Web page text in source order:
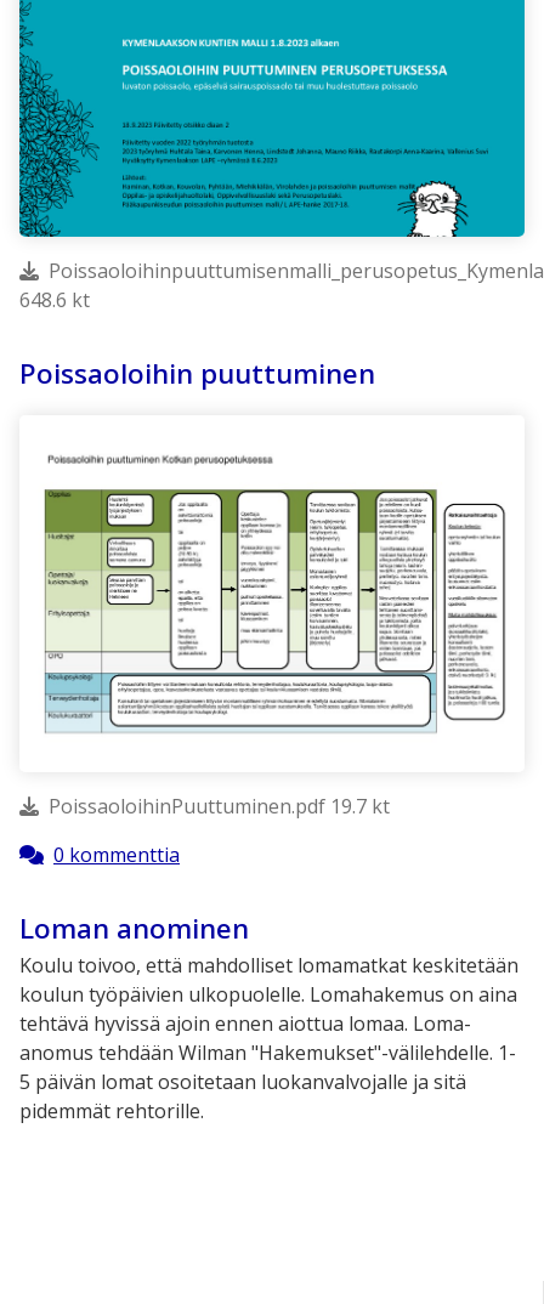
648.6 kt
Poissaoloihin puuttuminen
PoissaoloihinPuuttuminen.pdf 19.7 kt
0 kommenttia
Loman anominen
Koulu toivoo, että mahdolliset lomamatkat keskitetään
koulun työpäivien ulkopuolelle. Lomahakemus on aina
tehtävä hyvissä ajoin ennen aiottua lomaa. Loma-
anomus tehdään Wilman "Hakemukset"-välilehdelle. 1-
5 päivän lomat osoitetaan luokanvalvojalle ja sitä
pidemmät rehtorille.